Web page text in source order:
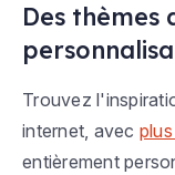
Des thèmes
Trouvez
internet, avec
entièrement